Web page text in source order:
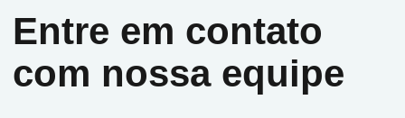
Entre em contato
com nossa equipe